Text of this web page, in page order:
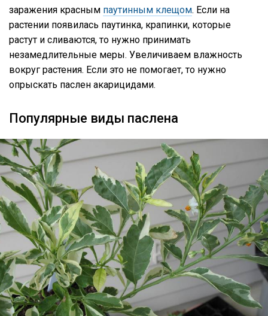
заражения красным паутинным клещом. Если на
растении появилась паутинка, крапинки, которые
растут и сливаются, то нужно принимать
незамедлительные меры. Увеличиваем влажность
вокруг растения. Если это не помогает, то нужно
опрыскать паслен акарицидами.
Популярные виды паслена